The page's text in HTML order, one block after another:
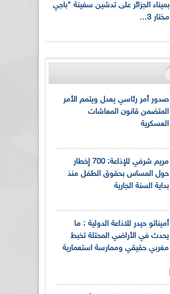
بميناء الجزائر على تدشين سفينة "باجي
مختار 3...
صدور أمر رئاسي يعدل ويتمم الأمر
المتضمن قانون المعاشات
العسكرية
مريم شرفي للإذاعة: 700 إخطار
حول المساس بحقوق الطفل منذ
بداية السنة الجارية
أميناتو حيدر للاذاعة الدولية : ما
يحدث في الأراضي المحتلة تخبط
مغربي حقيقي وممارسة استعمارية